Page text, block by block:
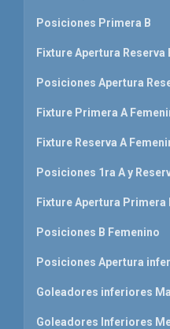
Posiciones Primera B
Fixture Apertura Reserva
Posiciones Apertura
Fixture Primera A
Fixture Reserva A
Posiciones 1ra A y
Fixture Apertura Primera
Posiciones B Femenino
Posiciones Apertura
Goleadores inferiores
Goleadores Inferiores